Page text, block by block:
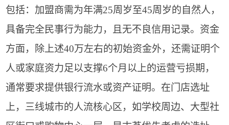
包括：加盟商需为年满25周岁至45周岁的自然人，
具备完全民事行为能力，且无不良信用记录。资金
方面，除上述40万左右的初始资金外，还需证明个
人或家庭资力足以支撑6个月以上的运营亏损期，
通常要求提供银行流水或资产证明。在门店选址
上，三线城市的人流核心区，如学校周边、大型社